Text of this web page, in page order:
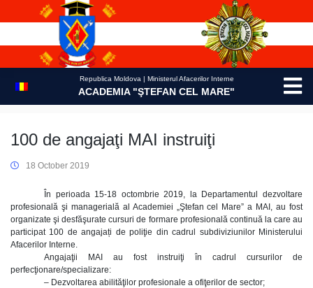
Republica Moldova | Ministerul Afacerilor Interne
ACADEMIA "ŞTEFAN CEL MARE"
100 de angajaţi MAI instruiţi
18 October 2019
În perioada 15-18 octombrie 2019, la Departamentul dezvoltare
profesională şi managerială al Academiei „Ştefan cel Mare” a MAI, au fost
organizate şi desfăşurate cursuri de formare profesională continuă la care au
participat 100 de angajați de poliţie din cadrul subdiviziunilor Ministerului
Afacerilor Interne.
Angajaţii MAI au fost instruiţi în cadrul cursurilor de
perfecţionare/specializare:
– Dezvoltarea abilităţilor profesionale a ofiţerilor de sector;